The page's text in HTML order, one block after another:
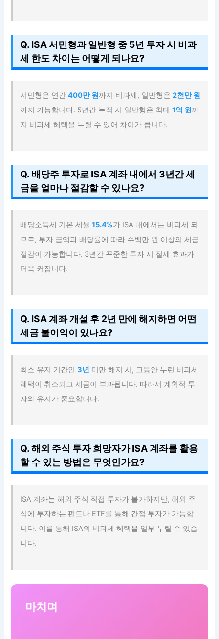
Q. ISA 서민형과 일반형 중 5년 투자 시 비과
세 한도 차이는 어떻게 되나요?
서민형은 연간400만 원까지 비과세, 일반형은2천만 원
까지 가능합니다. 5년간 누적 시 일반형은 최대1억 원까
지 비과세 혜택을 누릴 수 있어 차이가 큽니다.
Q. 배당주 투자로 ISA 계좌 내에서 3년간 세
금을 얼마나 절감할 수 있나요?
배당소득세 기본 세율15.4%가 ISA 내에서는 비과세 되
므로, 투자 금액과 배당률에 따라 수백만 원 이상의 세금
절감이 가능합니다. 3년간 꾸준한 투자 시 절세 효과가
더욱 커집니다.
Q. ISA 계좌 개설 후 2년 만에 해지하면 어떤
세금 불이익이 있나요?
최소 유지 기간인3년 미만 해지 시, 그동안 누린 비과세
혜택이 취소되고 세금이 부과됩니다. 따라서 계획적 투
자와 유지가 중요합니다.
Q. 해외 주식 투자 희망자가 ISA 계좌를 활용
할 수 있는 방법은 무엇인가요?
ISA 계좌는 해외 주식 직접 투자가 불가하지만, 해외 주
식에 투자하는 펀드나 ETF를 통해 간접 투자가 가능합
니다. 이를 통해 ISA의 비과세 혜택을 일부 누릴 수 있습
니다.
마치며